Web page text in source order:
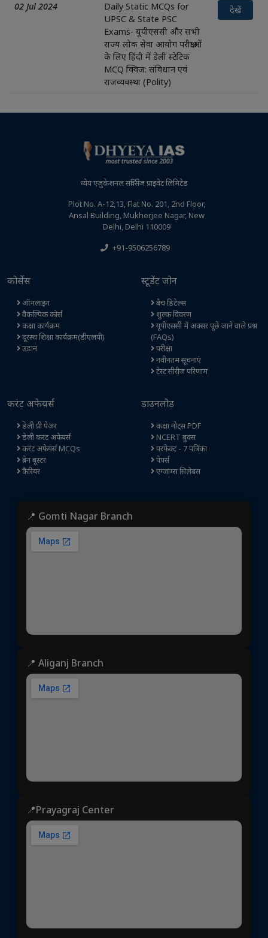
02 Jul 2024
Daily Static MCQs for
UPSC & State PSC
Exams- यूपीएससी और सभी
राज्य लोक सेवा आयोग परीक्षाओं
के लिए हिंदी में डेली स्टेटिक
MCQ क्विज: संविधान एवं
राजव्यवस्था (Polity)
देखें
ध्येय एजुकेशनल सर्विसेज प्राइवेट लिमिटेड
Plot No. A-12,13, Flat No. 201, 2nd Floor,
Ansal Building, Mukherjee Nagar, New
Delhi, Delhi 110009
+91-9506256789
कोर्सेस
ऑनलाइन
वैकल्पिक कोर्स
कक्षा कार्यक्रम
दूरस्थ शिक्षा कार्यक्रम(डीएलपी)
उड़ान
स्टूडेंट जोन
बैच डिटेल्स
शुल्क विवरण
यूपीएससी में अक्सर पूछे जाने वाले प्रश्न
(FAQs)
परीक्षा
नवीनतम सूचनाएं
टेस्ट सीरीज परिणाम
करंट अफेयर्स
डेली प्री पेअर
डेली करंट अफेयर्स
करंट अफेयर्स MCQs
ब्रेन बूस्टर
कैरियर
डाउनलोड
कक्षा नोट्स PDF
NCERT बुक्स
परफेक्ट - 7 पत्रिका
पेपर्स
एग्जाम्स सिलेबस
📍 Gomti Nagar Branch
📍 Aliganj Branch
📍Prayagraj Center